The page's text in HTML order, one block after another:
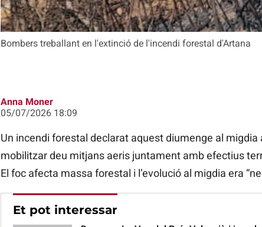
Bombers treballant en l'extinció de l'incendi forestal d'Artana
Anna Moner
05/07/2026 18:09
Un incendi forestal declarat aquest diumenge al
mobilitzar deu mitjans aeris juntament amb efectius
El foc afecta massa forestal i l’evolució al migdia era
Et pot interessar